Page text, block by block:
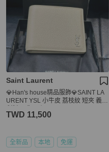
Saint Laurent
💎Han's house精品服飾💎SAINT LA
URENT YSL 小牛皮 荔枝紋 短夾 義大
TWD 11,500
全新品 本地 免運